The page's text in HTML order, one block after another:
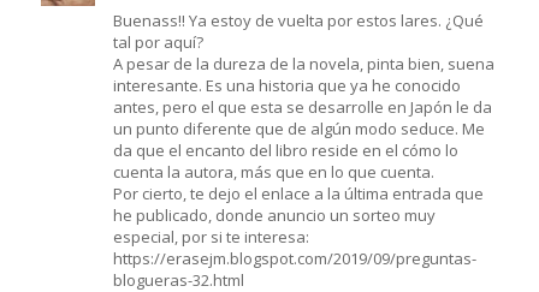
Buenass!! Ya estoy de vuelta por estos lares. ¿Qué
tal por aquí?
A pesar de la dureza de la novela, pinta bien, suena
interesante. Es una historia que ya he conocido
antes, pero el que esta se desarrolle en Japón le da
un punto diferente que de algún modo seduce. Me
da que el encanto del libro reside en el cómo lo
cuenta la autora, más que en lo que cuenta.
Por cierto, te dejo el enlace a la última entrada que
he publicado, donde anuncio un sorteo muy
especial, por si te interesa:
https://erasejm.blogspot.com/2019/09/preguntas-
blogueras-32.html